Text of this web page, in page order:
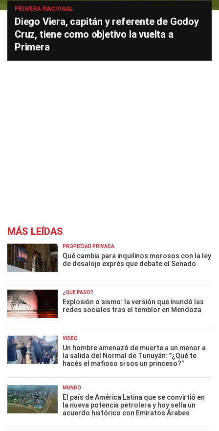
PRIMERA NACIONAL
Diego Viera, capitán y referente de Godoy
Cruz, tiene como objetivo la vuelta a
Primera
MÁS LEÍDAS
PROPIEDAD PRIVADA
Qué cambia para inquilinos morosos con la ley
de desalojo exprés que debate el Senado
¿QUÉ PASÓ?
Explosión o sismo: la versión que inundó las
redes sociales tras el temblor en Mendoza
VIDEO
Un hombre amenazó de muerte a un menor a
la salida del Normal de Tunuyán: "¿Qué te
hacés el mafioso si sos un princeso?"
MUNDO
El país de América Latina que se convirtió en
la nueva potencia petrolera y hoy sella un
acuerdo histórico con Emiratos Árabes